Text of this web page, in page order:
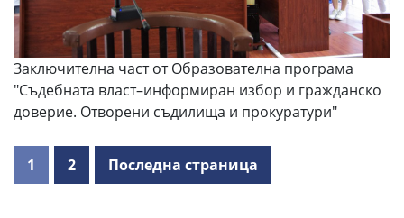
Заключителна част от Образователна програма
"Съдебната власт–информиран избор и гражданско
доверие. Отворени съдилища и прокуратури"
1 2 Последна страница